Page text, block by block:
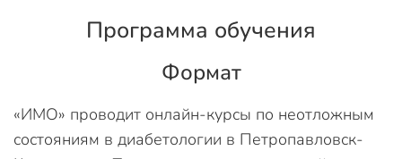
Программа обучения
Формат
«ИМО» проводит онлайн-курсы по неотложным
состояниям в диабетологии в Петропавловск-